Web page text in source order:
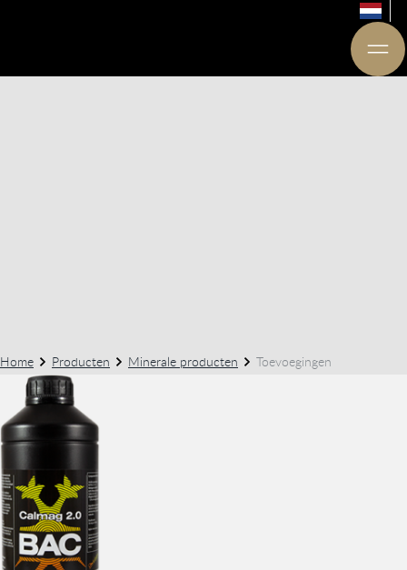
Home Producten Minerale producten Toevoegingen